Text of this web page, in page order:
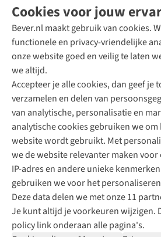
Cookies voor jouw
Bever.nl maakt gebruik van cookies.
functionele en privacy-vriendelijke
onze website goed en veilig te laten
we altijd.
Accepteer je alle cookies, dan geef je
verzamelen en delen van
van analytische, personalisatie en
analytische cookies gebruiken we
website wordt gebruikt. Met
we de website relevanter maken
IP-adres en andere unieke
gebruiken we voor het
Deze data delen we met onze 11
Je kunt altijd je voorkeuren wijzigen.
policy link onderaan alle pagina's.
Direct advies van een
+31 (0)85 888 50 88
+31 6 12 28 49 80
Contactformulier